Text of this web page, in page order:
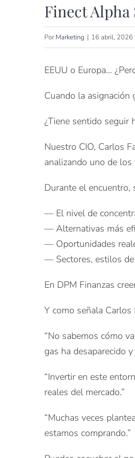
Finect Alpha
PorMarketing | 16 abril, 2026
EEUU o Europa…
Cuando la asignación
¿Tiene sentido seguir
Nuestro CIO, Carlos
analizando uno de
Durante el encuentro,
— El nivel de
— Alternativas más
— Oportunidades
— Sectores, estilos
En DPM Finanzas
Y como señala
“No sabemos cómo
gas ha desaparecido
“Invertir en este
reales del mercado.”
“Muchas veces
estamos comprando.”